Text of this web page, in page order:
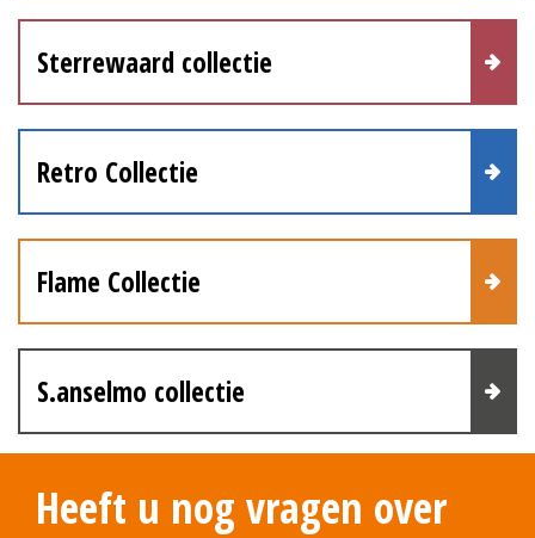
Sterrewaard collectie
Retro Collectie
Flame Collectie
S.anselmo collectie
Heeft u nog vragen over